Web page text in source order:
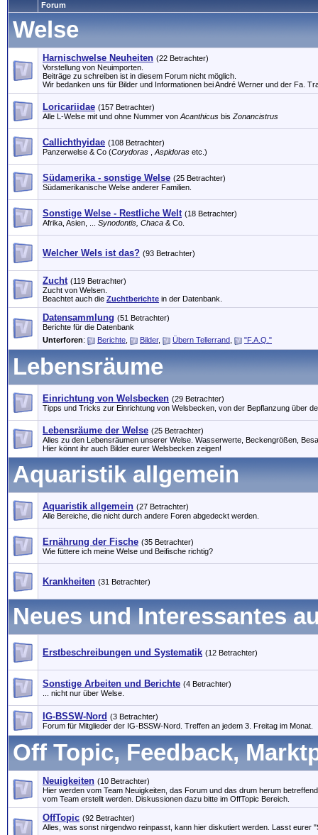
Forum
Welse
Harnischwelse Neuheiten (22 Betrachter)
Vorstellung von Neuimporten.
Beiträge zu schreiben ist in diesem Forum nicht möglich.
Wir bedanken uns für Bilder und Informationen bei André Werner und der Fa.
Loricariidae (157 Betrachter)
Alle L-Welse mit und ohne Nummer von Acanthicus bis Zonancistrus
Callichthyidae (108 Betrachter)
Panzerwelse & Co (Corydoras Aspidoras etc.)
Südamerika - sonstige Welse (25 Betrachter)
Südamerikanische Welse anderer Familien.
Sonstige Welse - Restliche Welt (18 Betrachter)
Afrika, Asien, ... Synodontis, Chaca & Co.
Welcher Wels ist das? (93 Betrachter)
Zucht (119 Betrachter)
Zucht von Welsen.
Beachtet auch die Zuchtberichte in der Datenbank.
Datensammlung (51 Betrachter)
Berichte für die Datenbank
Unterforen: Berichte Bilder, Übern Tellerrand "F.A.Q."
Lebensräume
Einrichtung von Welsbecken (29 Betrachter)
Tipps und Tricks zur Einrichtung von Welsbecken, von der Bepflanzung über
Lebensräume der Welse (25 Betrachter)
Alles zu den Lebensräumen unserer Welse. Wasserwerte, Beckengrößen,
Hier könnt ihr auch Bilder eurer Welsbecken zeigen!
Aquaristik allgemein
Aquaristik allgemein (27 Betrachter)
Alle Bereiche, die nicht durch andere Foren abgedeckt werden.
Ernährung der Fische (35 Betrachter)
Wie füttere ich meine Welse und Beifische richtig?
Krankheiten (31 Betrachter)
Neues und Interessantes
Erstbeschreibungen und Systematik (12 Betrachter)
Sonstige Arbeiten und Berichte (4 Betrachter)
... nicht nur über Welse.
IG-BSSW-Nord (3 Betrachter)
Forum für Mitglieder der IG-BSSW-Nord. Treffen an jedem 3. Freitag im Monat.
Off Topic, Feedback,
Neuigkeiten (10 Betrachter)
Hier werden vom Team Neuigkeiten, das Forum und das drum herum
vom Team erstellt werden. Diskussionen dazu bitte im OffTopic Bereich.
OffTopic (92 Betrachter)
Alles, was sonst nirgendwo reinpasst, kann hier diskutiert werden. Lasst eurer